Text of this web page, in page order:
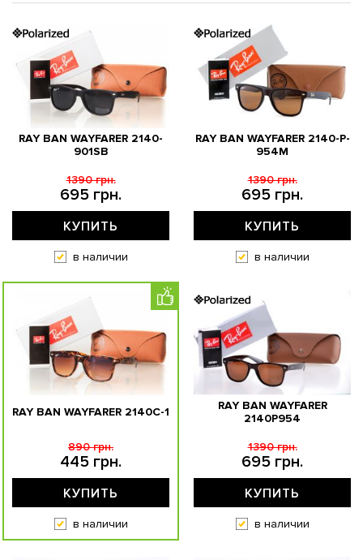
RAY BAN WAYFARER 2140-
901SB
695 грн.
1390 грн.
КУПИТЬ
в наличии
RAY BAN WAYFARER 2140-P-
954M
695 грн.
1390 грн.
КУПИТЬ
в наличии
RAY BAN WAYFARER 2140C-1
445 грн.
890 грн.
КУПИТЬ
в наличии
RAY BAN WAYFARER
2140P954
695 грн.
1390 грн.
КУПИТЬ
в наличии